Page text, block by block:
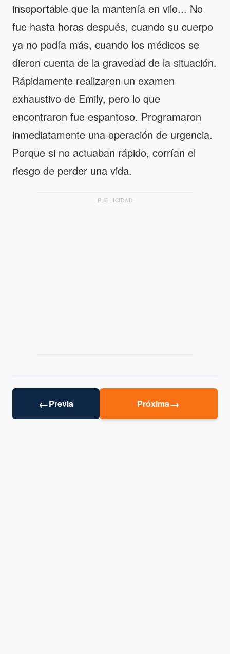
insoportable que la mantenía en vilo... No
fue hasta horas después, cuando su cuerpo
ya no podía más, cuando los médicos se
dieron cuenta de la gravedad de la situación.
Rápidamente realizaron un examen
exhaustivo de Emily, pero lo que
encontraron fue espantoso. Programaron
inmediatamente una operación de urgencia.
Porque si no actuaban rápido, corrían el
riesgo de perder una vida.
PUBLICIDAD
←Previa Próxima→